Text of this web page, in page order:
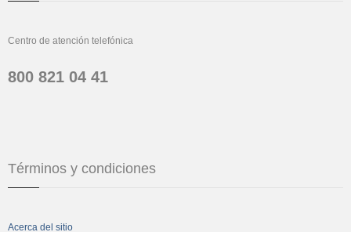
Centro de atención telefónica
800 821 04 41
Términos y condiciones
Acerca del sitio